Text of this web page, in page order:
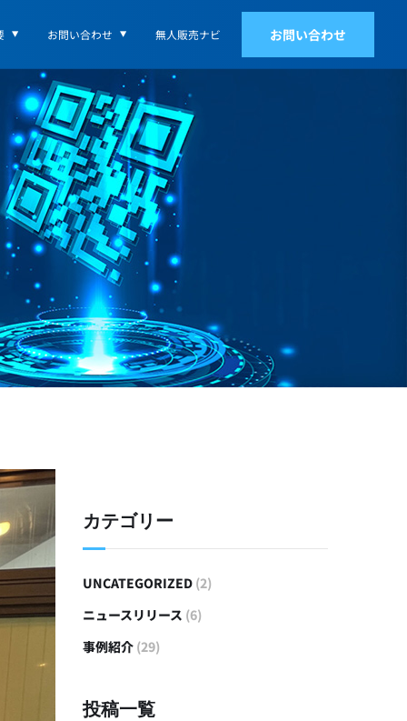
お問い合わせ 無人販売ナビ お問い合わせ
カテゴリー
UNCATEGORIZED (2)
ニュースリリース (6)
事例紹介 (29)
投稿一覧